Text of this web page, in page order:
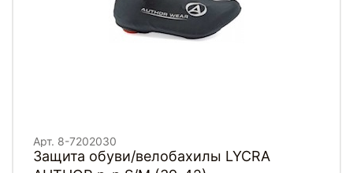
Арт. 8-7202030
Защита обуви/велобахилы LYCRA